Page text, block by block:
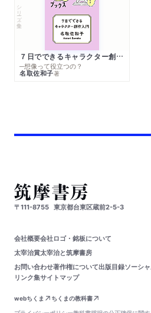
シリーズ・全集
７日でできるキャラクター創作入門
─想像って役立つの？
名取佐和子著
〒111-8755 東京都台東区蔵前2-5-3
会社概要会社ロゴ・銘板について
太宰治賞太宰治と筑摩書房
お問い合わせ著作権について出版目録ソーシ
リンク集サイトマップ
webちくま
ちくまの教科書